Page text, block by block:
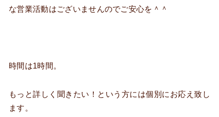
な営業活動はございませんのでご安心を＾＾
時間は1時間。
もっと詳しく聞きたい！という方には個別にお応え致し
ます。